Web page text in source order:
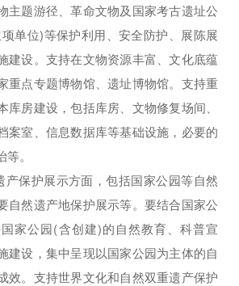
主题游径、革命文物及国家考古遗址公
单位)等保护利用、安全防护、展陈展
建设。支持在文物资源丰富、文化底蕴
重点专题博物馆、遗址博物馆。支持重
库房建设，包括库房、文物修复场间、
案室、信息数据库等基础设施，必要的
。
产保护展示方面，包括国家公园等自然
自然遗产地保护展示等。要结合国家公
家公园(含创建)的自然教育、科普宣
建设，集中呈现以国家公园为主体的自
效。支持世界文化和自然双重遗产保护